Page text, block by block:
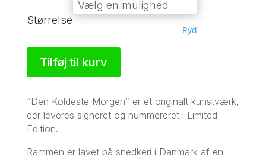
kr.20,400.00
Størrelse
Ryd
Tilføj til kurv
“Den Koldeste Morgen” er et originalt kunstværk,
der leveres signeret og nummereret i Limited
Edition.
Rammen er lavet på snedkeri i Danmark af en